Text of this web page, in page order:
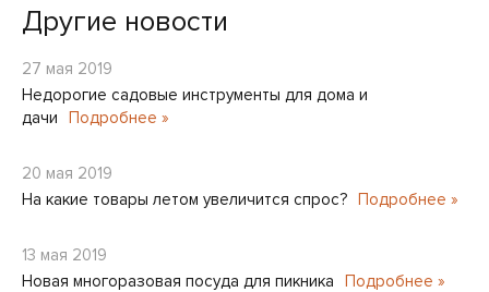
Другие новости
27 мая 2019
Недорогие садовые инструменты для дома и
дачи
Подробнее »
20 мая 2019
На какие товары летом увеличится спрос? Подробнее »
13 мая 2019
Новая многоразовая посуда для пикника
Подробнее »